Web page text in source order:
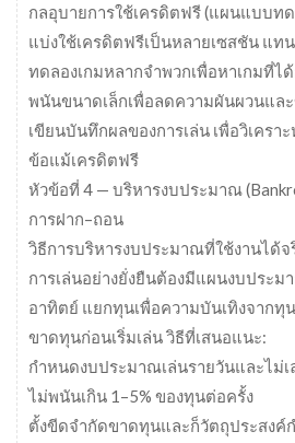
กลอุบายการใช้เครดิตฟรี (แผนแบบท
แบ่งใช้เครดิตฟรีเป็นหลายเซสชัน แท
ทดลองเกมหลากจำพวกเพื่อหาเกมที่ไ
พนันขนาดเล็กเพื่อลดความผันผวนและ
เขียนบันทึกผลของการเล่น เพื่อวิเครา
ข้อแม้เครดิตฟรี
หัวข้อที่ 4 — บริหารงบประมาณ
การฝาก–ถอน
วิธีการบริหารงบประมาณที่ใช้งานได้จ
การเล่นอย่างยั่งยืนต้องมีแผนงบประ
อาทิตย์ แยกทุนเพื่อความบันเทิงจากทุ
ขาดทุนก่อนเริ่มเล่น วิธีที่เสนอแนะ:
กำหนดงบประมาณเล่นรายวันและไม่เ
ไม่พนันเกิน 1–5% ของทุนต่อครั้ง
ตั้งขีดจำกัดขาดทุนและก็วัตถุประสงค์